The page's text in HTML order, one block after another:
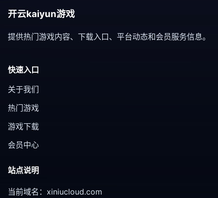
开云kaiyun游戏
提供热门游戏内容、下载入口、平台动态和会员服务信息。
快速入口
关于我们
热门游戏
游戏下载
会员中心
站点说明
当前域名：xiniucloud.com